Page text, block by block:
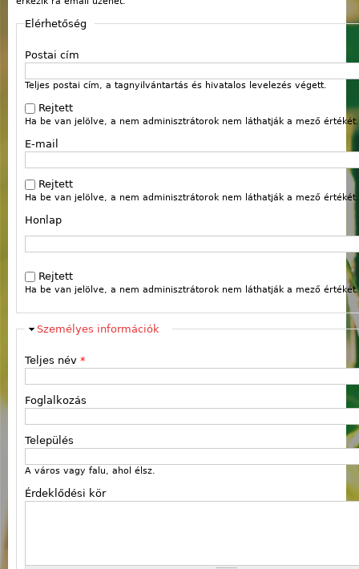
Elérhetőség
Postai cím
Teljes postai cím, a tagnyilvántartás és hivatalos levelezés végett.
Rejtett
Ha be van jelölve, a nem adminisztrátorok nem láthatják a mező értékét.
E-mail
Rejtett
Ha be van jelölve, a nem adminisztrátorok nem láthatják a mező értékét.
Honlap
Rejtett
Ha be van jelölve, a nem adminisztrátorok nem láthatják a mező értékét.
Elrejt
Személyes információk
Teljes név *
Foglalkozás
Település
A város vagy falu, ahol élsz.
Érdeklődési kör